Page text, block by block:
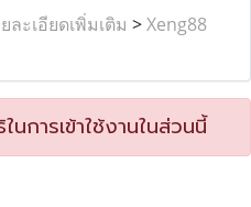
ะเอียดเพิ่มเติม >Xeng88
การเข้าใช้งานในส่วนนี้